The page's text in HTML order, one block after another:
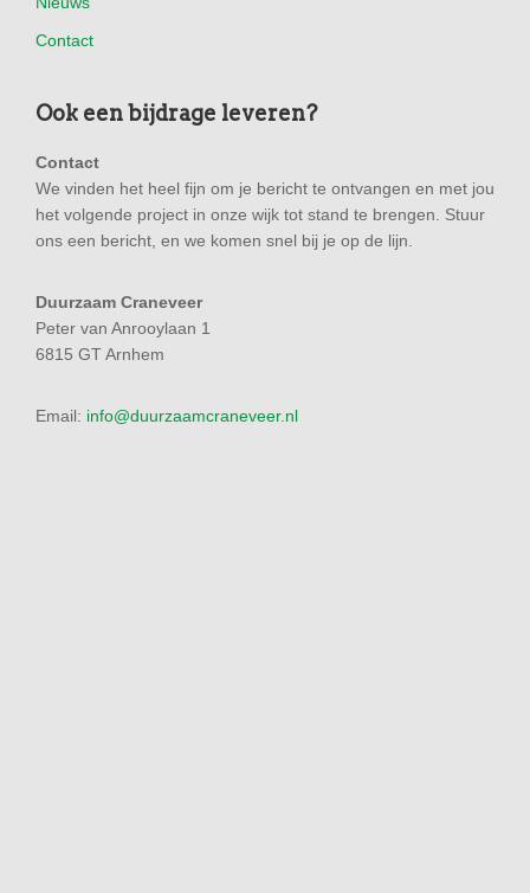
Contact
Ook een bijdrage leveren?
Contact
We vinden het heel fijn om je bericht te ontvangen en met jou
het volgende project in onze wijk tot stand te brengen. Stuur
ons een bericht, en we komen snel bij je op de lijn.
Duurzaam Craneveer
Peter van Anrooylaan 1
6815 GT Arnhem
Email: info@duurzaamcraneveer.nl